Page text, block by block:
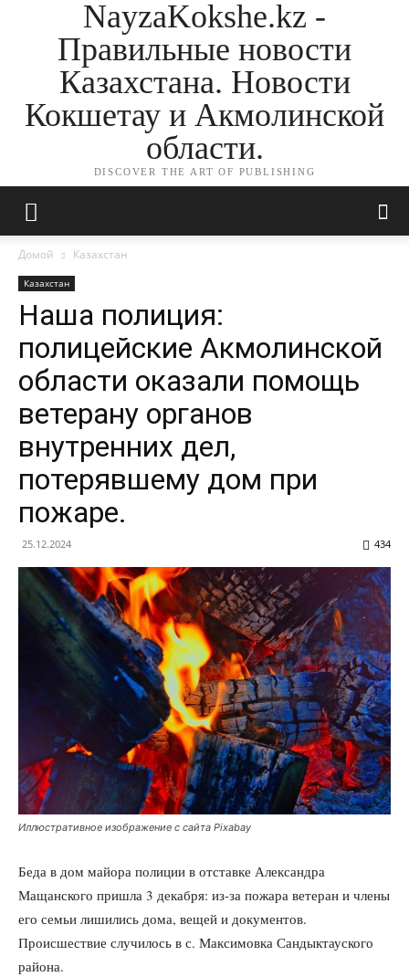
NayzaKokshe.kz -
Правильные новости
Казахстана. Новости
Кокшетау и Акмолинской
области.
DISCOVER THE ART OF PUBLISHING
Домой Казахстан
Казахстан
Наша полиция:
полицейские Акмолинской
области оказали помощь
ветерану органов
внутренних дел,
потерявшему дом при
пожаре.
25.12.2024 434
Иллюстративное изображение с сайта Pixabay
Беда в дом майора полиции в отставке Александра
Мащанского пришла 3 декабря: из-за пожара ветеран и члены
его семьи лишились дома, вещей и документов.
Происшествие случилось в с. Максимовка Сандыктауского
района.